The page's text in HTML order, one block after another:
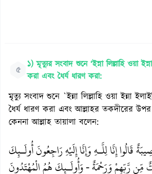
৫
১) মৃত্যুর সংবাদ শুনে ‘ইন্না লিল্লাহি ওয়া
করা এবং ধৈর্য ধারণ করা:
মৃত্যু সংবাদ শুনে `ইন্না লিল্লাহি ওয়া ইন্না
ধৈর্য ধারণ করা এবং আল্লাহর তকদীরের
কেননা আল্লাহ তায়ালা বলেন:
قَالُوا إِنَّا لِلَّـهِ وَإِنَّا إِلَيْهِ رَاجِعُونَ أُولَـئِكَ
رَّبِّهِمْ وَرَحْمَةٌ - وَأُولَـئِكَ هُمُ الْمُهْتَدُونَ